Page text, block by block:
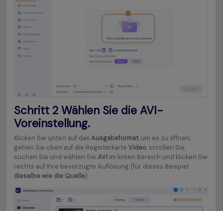
Schritt 2Wählen Sie die AVI-
Voreinstellung.
Klicken Sie unten auf das Ausgabeformat, um es zu öffnen,
gehen Sie oben auf die Registerkarte Video, scrollen Sie,
suchen Sie und wählen Sie AVIim linken Bereich und klicken Sie
rechts auf Ihre bevorzugte Auflösung (für dieses Beispiel
dieselbe wie die Quelle).